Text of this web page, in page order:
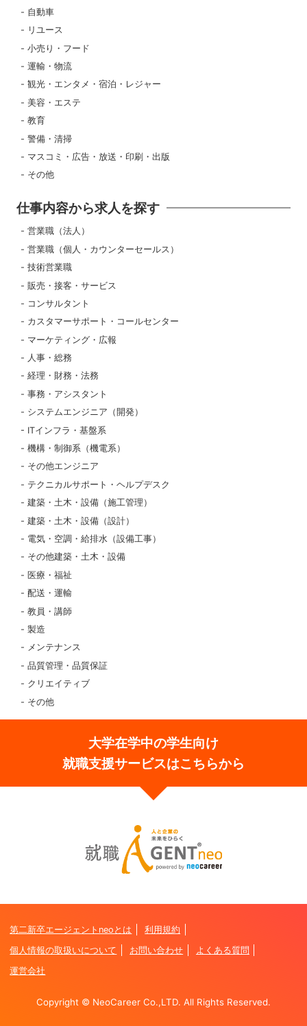
自動車
リユース
小売り・フード
運輸・物流
観光・エンタメ・宿泊・レジャー
美容・エステ
教育
警備・清掃
マスコミ・広告・放送・印刷・出版
その他
仕事内容から求人を探す
営業職（法人）
営業職（個人・カウンターセールス）
技術営業職
販売・接客・サービス
コンサルタント
カスタマーサポート・コールセンター
マーケティング・広報
人事・総務
経理・財務・法務
事務・アシスタント
システムエンジニア（開発）
ITインフラ・基盤系
機構・制御系（機電系）
その他エンジニア
テクニカルサポート・ヘルプデスク
建築・土木・設備（施工管理）
建築・土木・設備（設計）
電気・空調・給排水（設備工事）
その他建築・土木・設備
医療・福祉
配送・運輸
教員・講師
製造
メンテナンス
品質管理・品質保証
クリエイティブ
その他
大学在学中の学生向け
就職支援サービスはこちらから
第二新卒エージェントneoとは
利用規約
個人情報の取扱いについて
お問い合わせ
よくある質問
運営会社
Copyright © NeoCareer Co.,LTD. All Rights Reserved.